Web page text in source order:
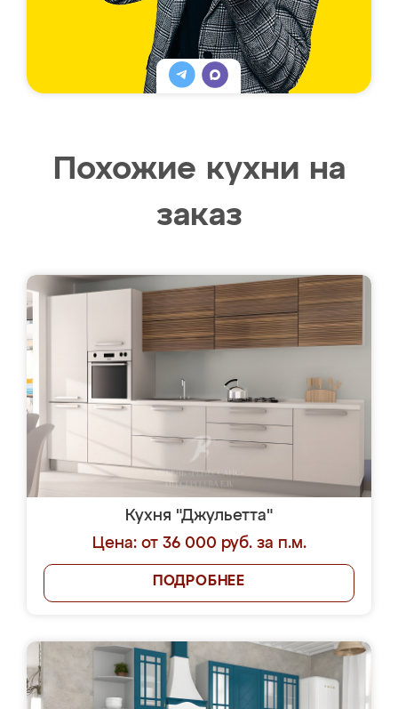
Похожие кухни на
заказ
Кухня "Джульетта"
Цена: от 36 000 руб. за п.м.
ПОДРОБНЕЕ